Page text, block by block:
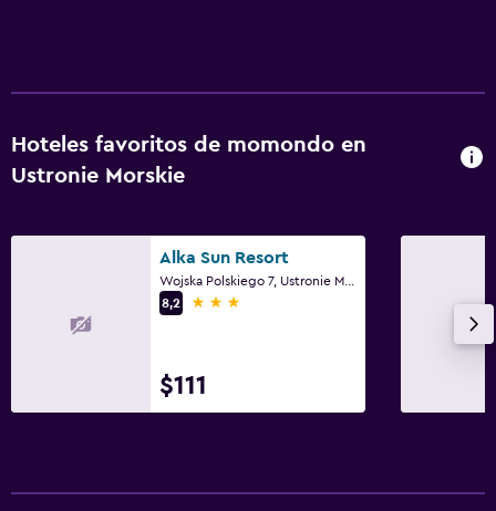
Hoteles favoritos de momondo en
Ustronie Morskie
Alka Sun Resort
8,2
3 estrellas
$111